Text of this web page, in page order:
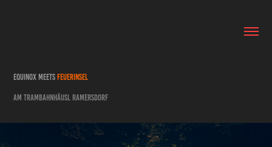
EQUINOX meets FeuerInsel
am Trambahnhäusl Ramersdorf